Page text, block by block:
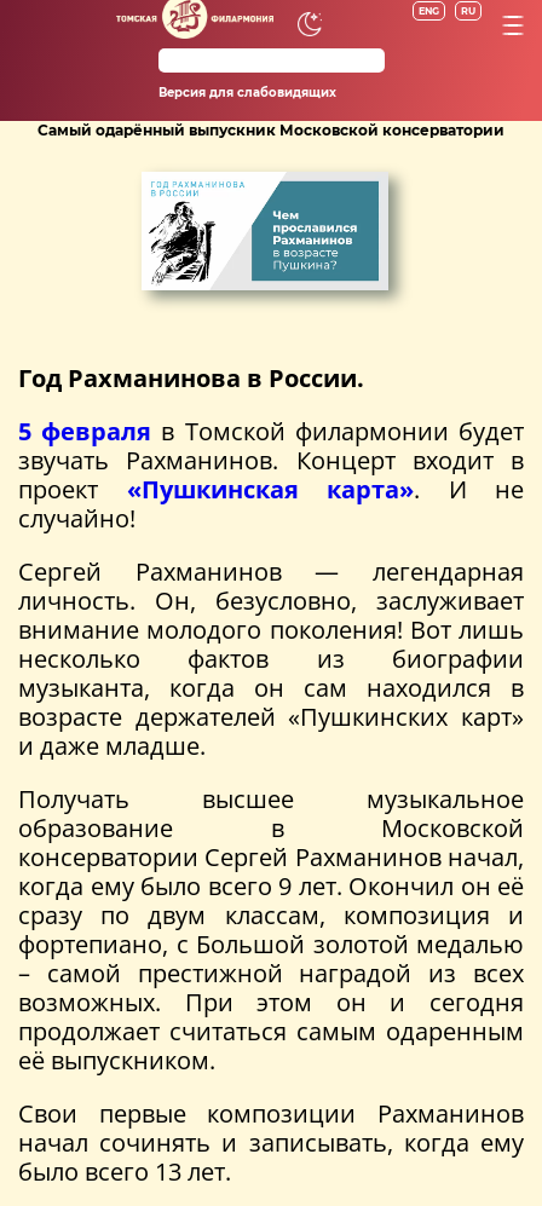
ENG RU
Версия для слабовидящих
Самый одарённый выпускник Московской консерватории
Год Рахманинова в России.
5 февраля в Томской филармонии будет
звучать Рахманинов. Концерт входит в
проект «Пушкинская карта». И не
случайно!
Сергей Рахманинов — легендарная
личность. Он, безусловно, заслуживает
внимание молодого поколения! Вот лишь
несколько фактов из биографии
музыканта, когда он сам находился в
возрасте держателей «Пушкинских карт»
и даже младше.
Получать высшее музыкальное
образование в Московской
консерватории Сергей Рахманинов начал,
когда ему было всего 9 лет. Окончил он её
сразу по двум классам, композиция и
фортепиано, с Большой золотой медалью
– самой престижной наградой из всех
возможных. При этом он и сегодня
продолжает считаться самым одаренным
её выпускником.
Свои первые композиции Рахманинов
начал сочинять и записывать, когда ему
было всего 13 лет.